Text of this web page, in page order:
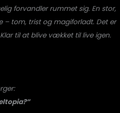
forvandler rummet sig. En stor,
– tom, trist og magiforladt. Det er
til at blive vækket til live igen.